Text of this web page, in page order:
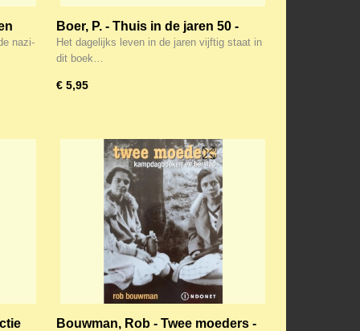
nazi-
Boer, P. - Thuis in de jaren 50 -
Dagelijks leven in een
gemoedelijke tijd
Het dagelijks leven in de jaren vijftig staat in
dit boek…
€ 5,95
Bouwman, Rob - Twee moeders -